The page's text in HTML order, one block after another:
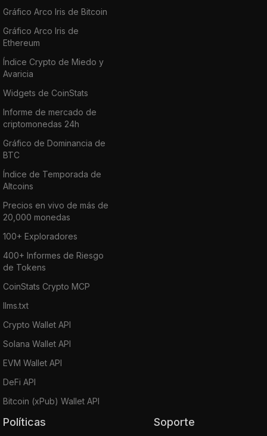
Gráfico Arco Iris de Bitcoin
Gráfico Arco Iris de
Ethereum
Índice Crypto de Miedo y
Avaricia
Widgets de CoinStats
Informe de mercado de
criptomonedas 24h
Gráfico de Dominancia de
BTC
Índice de Temporada de
Altcoins
Precios en vivo de más de
20,000 monedas
100+ Exploradores
400+ Informes de Riesgo
de Tokens
CoinStats Crypto MCP
llms.txt
Crypto Wallet API
Solana Wallet API
EVM Wallet API
DeFi API
Bitcoin (xPub) Wallet API
Políticas Soporte